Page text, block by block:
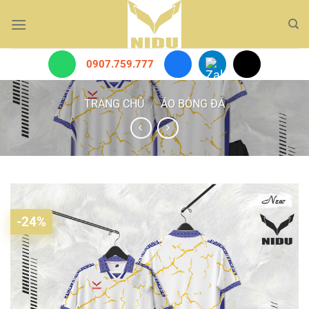
qua
0907.759.777
TRANG CHỦ / ÁO BÓNG ĐÁ
-24%